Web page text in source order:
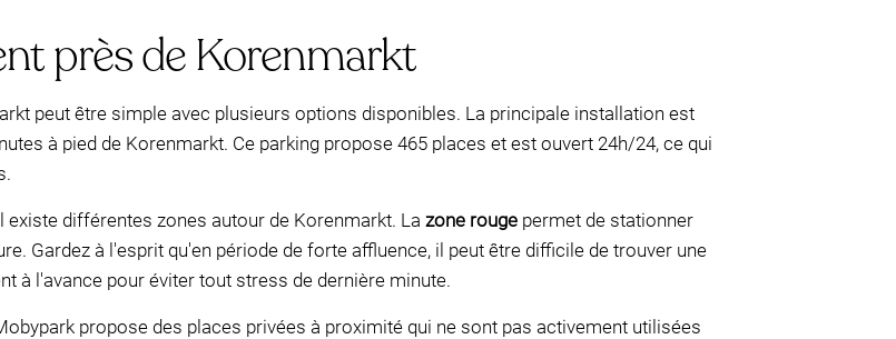
près de Korenmarkt
peut être simple avec plusieurs options disponibles. La principale installation est
à pied de Korenmarkt. Ce parking propose 465 places et est ouvert 24h/24, ce qui
différentes zones autour de Korenmarkt. La zone rouge permet de stationner
Gardez à l'esprit qu'en période de forte affluence, il peut être difficile de trouver une
à l'avance pour éviter tout stress de dernière minute.
propose des places privées à proximité qui ne sont pas activement utilisées